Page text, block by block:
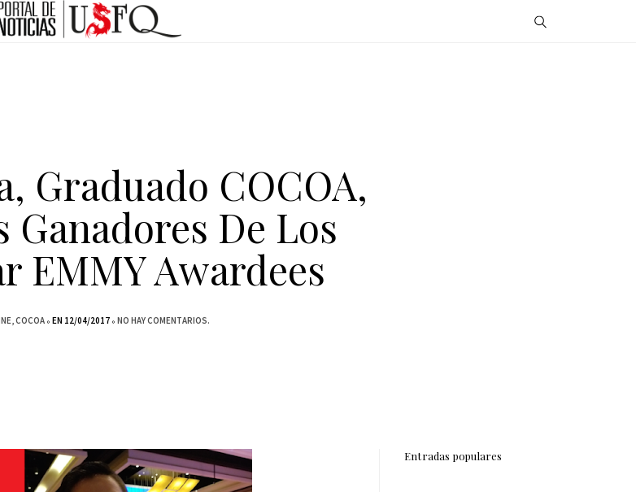
Graduado COCOA,
Ganadores De Los
EMMY Awardees
COCOA EN 12/04/2017 NO HAY COMENTARIOS.
Entradas populares